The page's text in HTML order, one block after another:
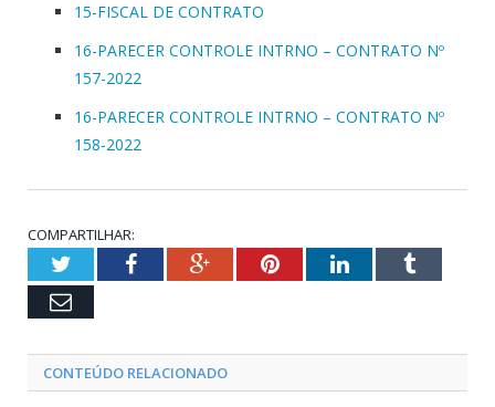
15-FISCAL DE CONTRATO
16-PARECER CONTROLE INTRNO – CONTRATO Nº
157-2022
16-PARECER CONTROLE INTRNO – CONTRATO Nº
158-2022
COMPARTILHAR:
TwitterFacebookGoogle+PinterestLinkedInTumblr
Email
CONTEÚDO RELACIONADO